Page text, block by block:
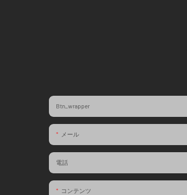
Btn_wrapper
メール
電話
コンテンツ